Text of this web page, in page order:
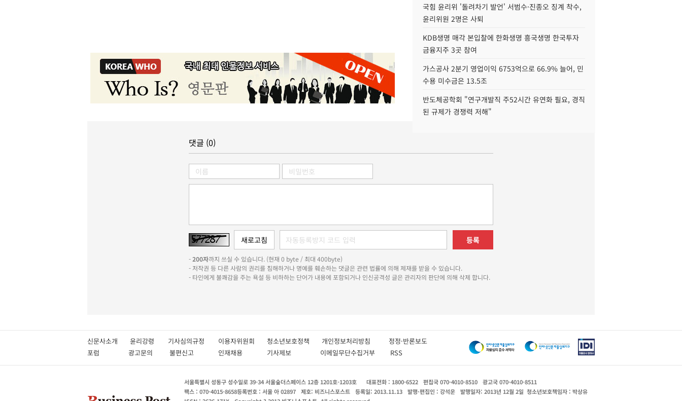
국힘 윤리위 '돌려차기 발언' 서범수·진종오 징계 착수,
윤리위원 2명은 사퇴
KDB생명 매각 본입찰에 한화생명 흥국생명 한국투자
금융지주 3곳 참여
가스공사 2분기 영업이익 6753억으로 66.9% 늘어, 민
수용 미수금은 13.5조
반도체공학회 "연구개발직 주52시간 유연화 필요, 경직
된 규제가 경쟁력 저해"
댓글 (0)
등록
-200자까지 쓰실 수 있습니다. (현재 0 byte / 최대 400byte)
- 저작권 등 다른 사람의 권리를 침해하거나 명예를 훼손하는 댓글은 관련 법률에 의해 제재를 받을 수 있습니다.
- 타인에게 불쾌감을 주는 욕설 등 비하하는 단어가 내용에 포함되거나 인신공격성 글은 관리자의 판단에 의해 삭제 합니다.
신문사소개 윤리강령 기사심의규정 이용자위원회 청소년보호정책 개인정보처리방침 정정·반론보도
포럼
광고문의 불편신고 인재채용 기사제보 이메일무단수집거부 RSS
서울특별시 성동구 성수일로 39-34 서울숲더스페이스 12층 1201호-1203호 대표전화 : 1800-6522 편집국 070-4010-8510
광고국 070-4010-8511
팩스 : 070-4015-8658등록번호 : 서울 아 02897 제호: 비즈니스포스트 등록일: 2013.11.13 발행·편집인 : 강석운 발행일자: 2013년 12월 2일 청소년보호책임자 : 박상유